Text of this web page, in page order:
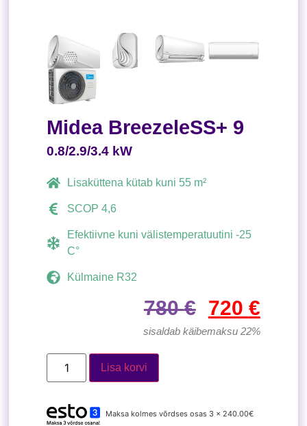
Midea BreezeleSS+ 9
0.8/2.9/3.4 kW
Lisaküttena kütab kuni 55 m²
SCOP 4,6
Efektiivne kuni välistemperatuutini -25
C°
Külmaine R32
780€ 720 €
sisaldab käibemaksu 22%
Lisa korvi
Maksa kolmes võrdses osas 3 x 240.00€